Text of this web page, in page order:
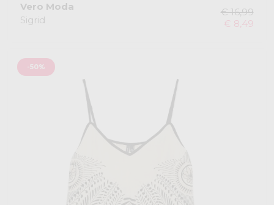
Vero Moda
Sigrid
€ 16,99
€ 8,49
-50%